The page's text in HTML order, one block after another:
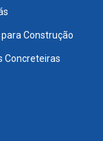
Construção
Concreteiras